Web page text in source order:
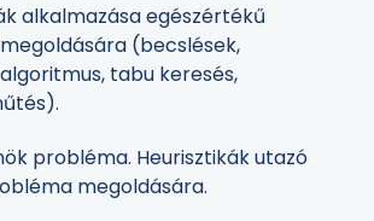
alkalmazása egészértékű
(becslések,
tabu keresés,
probléma. Heurisztikák utazó
megoldására.